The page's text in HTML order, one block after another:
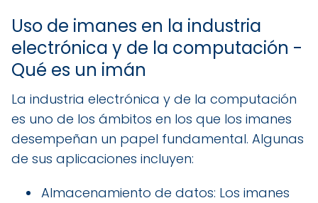
Uso de imanes en la industria
electrónica y de la computación -
Qué es un imán
La industria electrónica y de la computación
es uno de los ámbitos en los que los imanes
desempeñan un papel fundamental. Algunas
de sus aplicaciones incluyen:
Almacenamiento de datos: Los imanes